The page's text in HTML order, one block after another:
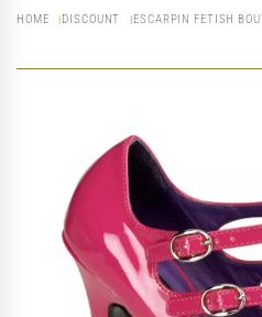
HOME DISCOUNT